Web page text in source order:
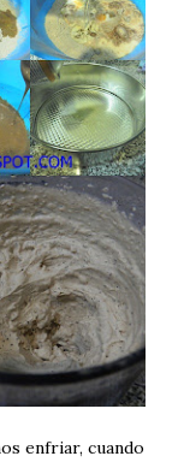
enfriar, cuando